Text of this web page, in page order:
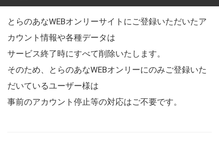
とらのあなWEBオンリーサイトにご登録いただいたア
カウント情報や各種データは
サービス終了時にすべて削除いたします。
そのため、とらのあなWEBオンリーにのみご登録いた
だいているユーザー様は
事前のアカウント停止等の対応はご不要です。